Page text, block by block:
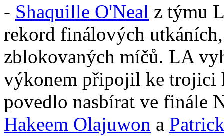
- Shaquille O'Neal z týmu
rekord finálových
zblokovaných míčů. LA
výkonem připojil ke trojici
povedlo nasbírat ve finále
Hakeem Olajuwon a